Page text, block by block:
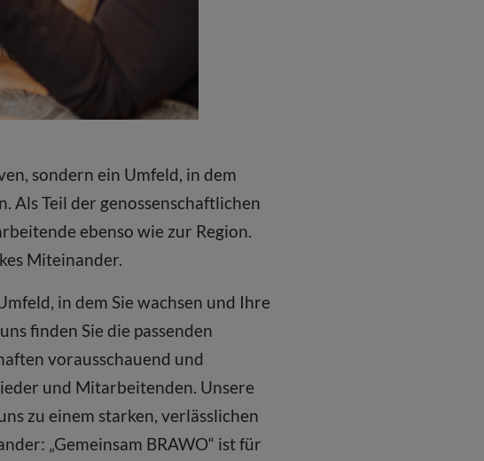
sondern ein Umfeld, in dem
Als Teil der genossenschaftlichen
ebenso wie zur Region.
Miteinander.
in dem Sie wachsen und Ihre
finden Sie die passenden
vorausschauend und
und Mitarbeitenden. Unsere
zu einem starken, verlässlichen
„Gemeinsam BRAWO“ ist für